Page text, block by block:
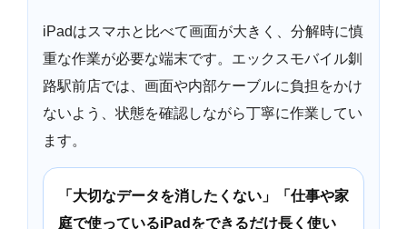
iPadはスマホと比べて画面が大きく、分解時に慎
重な作業が必要な端末です。エックスモバイル釧
路駅前店では、画面や内部ケーブルに負担をかけ
ないよう、状態を確認しながら丁寧に作業してい
ます。
「大切なデータを消したくない」「仕事や家
庭で使っているiPadをできるだけ長く使い